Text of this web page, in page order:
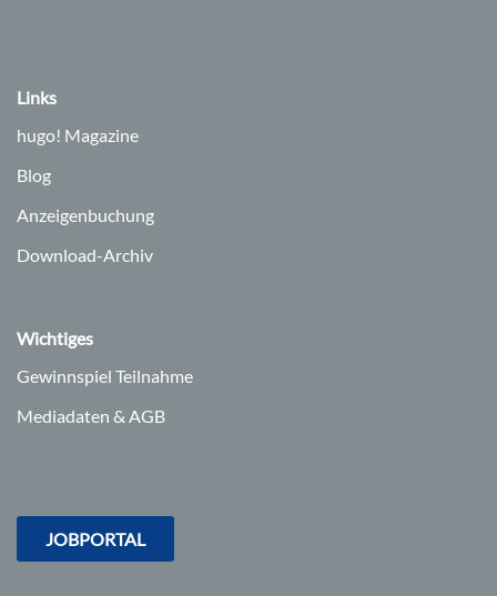
Links
hugo! Magazine
Blog
Anzeigenbuchung
Download-Archiv
Wichtiges
Gewinnspiel Teilnahme
Mediadaten & AGB
JOBPORTAL